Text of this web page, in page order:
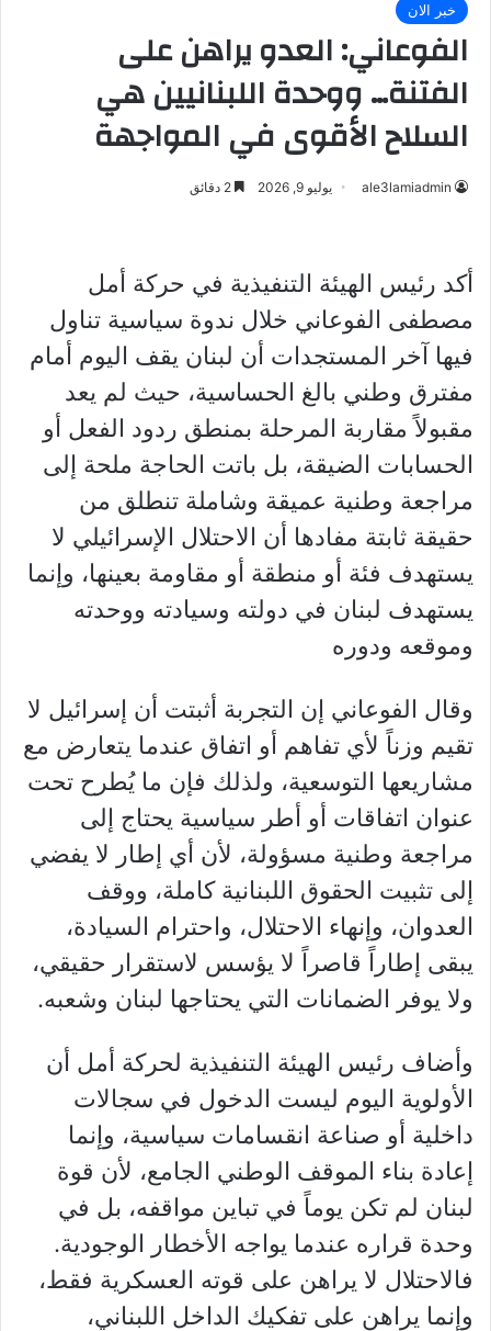
خبر الان
الفوعاني: العدو يراهن على
الفتنة… ووحدة اللبنانيين هي
السلاح الأقوى في المواجهة
ale3lamiadmin يوليو 9, 2026
أكد رئيس الهيئة التنفيذية في حركة أمل
مصطفى الفوعاني خلال ندوة سياسية تناول
فيها آخر المستجدات أن لبنان يقف اليوم أمام
مفترق وطني بالغ الحساسية، حيث لم يعد
مقبولاً مقاربة المرحلة بمنطق ردود الفعل أو
الحسابات الضيقة، بل باتت الحاجة ملحة إلى
مراجعة وطنية عميقة وشاملة تنطلق من
حقيقة ثابتة مفادها أن الاحتلال الإسرائيلي لا
يستهدف فئة أو منطقة أو مقاومة بعينها، وإنما
يستهدف لبنان في دولته وسيادته ووحدته
وموقعه ودوره
وقال الفوعاني إن التجربة أثبتت أن إسرائيل لا
تقيم وزناً لأي تفاهم أو اتفاق عندما يتعارض مع
مشاريعها التوسعية، ولذلك فإن ما يُطرح تحت
عنوان اتفاقات أو أطر سياسية يحتاج إلى
مراجعة وطنية مسؤولة، لأن أي إطار لا يفضي
إلى تثبيت الحقوق اللبنانية كاملة، ووقف
العدوان، وإنهاء الاحتلال، واحترام السيادة،
يبقى إطاراً قاصراً لا يؤسس لاستقرار حقيقي،
ولا يوفر الضمانات التي يحتاجها لبنان وشعبه.
وأضاف رئيس الهيئة التنفيذية لحركة أمل أن
الأولوية اليوم ليست الدخول في سجالات
داخلية أو صناعة انقسامات سياسية، وإنما
إعادة بناء الموقف الوطني الجامع، لأن قوة
لبنان لم تكن يوماً في تباين مواقفه، بل في
وحدة قراره عندما يواجه الأخطار الوجودية.
فالاحتلال لا يراهن على قوته العسكرية فقط،
وإنما يراهن على تفكيك الداخل اللبناني،